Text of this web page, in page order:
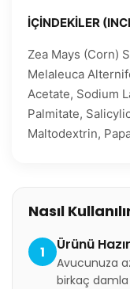
İÇİNDEKİLER
Zea Mays (Corn)
Melaleuca
Acetate, Sodium
Palmitate,
Maltodextrin,
Nasıl
1 Ürünü
Avucunuza
birkaç